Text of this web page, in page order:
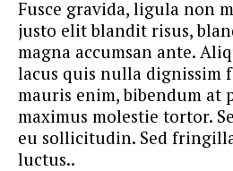
Fusce gravida, ligula non
justo elit blandit risus,
magna accumsan ante.
lacus quis nulla dignissim
mauris enim, bibendum at
maximus molestie tortor.
eu sollicitudin. Sed
luctus..